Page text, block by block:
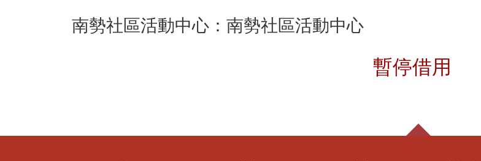
南勢社區活動中心 ：南勢社區活動中心
暫停借用